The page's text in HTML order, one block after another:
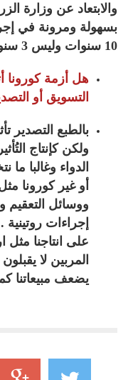
والابتعاد عن وزارة
بسهولة ومرونة في
10 سنوات وليس 3 سنوات مثل الإضافات العلفية
هل أزمة كورونا
التسويق أو
بالطبع التصدير
ولكن كإنتاج
الدواء وغالبا ما
أو غير كورونا
ووسائل التعقيم
إجراءات
على انتاجنا مثل
المربين لا
يضعف مبيعاتنا